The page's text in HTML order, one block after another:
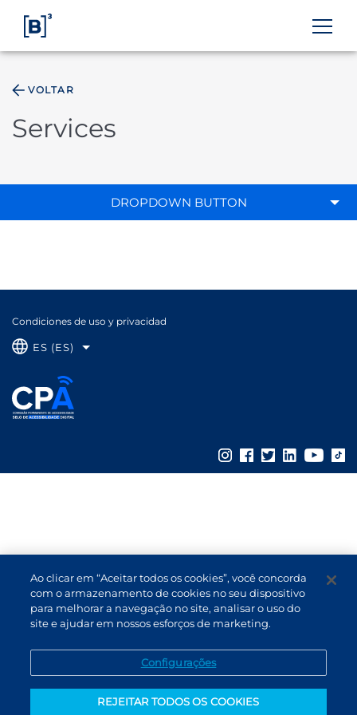
ÁREA DO INVESTIDOR
VOLTAR
Services
DROPDOWN BUTTON
Condiciones de uso y privacidad
ES (ES)
Ao clicar em “Aceitar todos os cookies”, você concorda
com o armazenamento de cookies no seu dispositivo
para melhorar a navegação no site, analisar o uso do
site e ajudar em nossos esforços de marketing.
Configurações
REJEITAR TODOS OS COOKIES